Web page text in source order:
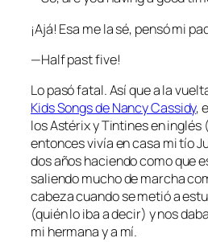
¡Ajá! Esa me la sé, pensó mi
—Half past five!
Lo pasó fatal. Así que a la
Kids Songsde Nancy Cassidy,
los Astérix yTintinesen inglés (
entonces vivía en casa mi tío
dos años haciendo como que
saliendo mucho de marcha
cabeza cuando se metió a
(quién lo iba a decir) y nos
mi hermana y a mí.